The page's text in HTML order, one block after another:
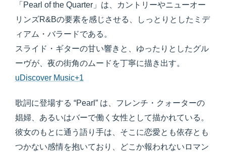
「Pearl of the Quarter」は、カントリーやニューオー
リンズR&Bの要素を感じさせる、しっとりとしたミデ
ィアム・バラードである。
スライド・ギターの甘い響きと、ゆったりとしたグル
ーヴが、夜の街角のムードを丁寧に描き出す。
uDiscover Music+1
歌詞に登場する “Pearl” は、フレンチ・クォーターの
娼婦、あるいはバーで働く女性として描かれている。
彼女のもとに通う語り手は、そこに恋愛とも依存とも
つかない感情を抱いており、どこか報われないロマン